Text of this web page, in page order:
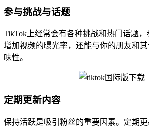
参与挑战与话题
TikTok上经常会有各种挑战和热门话题
增加视频的曝光率，还能与你的朋友和
味性。
定期更新内容
保持活跃是吸引粉丝的重要因素。定期